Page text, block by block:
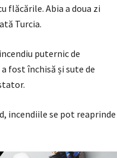
flăcările. Abia a doua zi
Turcia.
puternic de
fost închisă și sute de
incendiile se pot reaprinde